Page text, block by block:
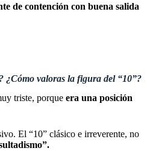
de contención con buena salida
¿Cómo valoras la figura del “10”?
triste, porque era una posición
El “10” clásico e irreverente, no